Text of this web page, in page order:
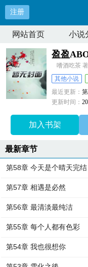
注册
网站首页 小说
盈盈
嗜酒吃茶 著
其他小说
最近更新：
更新时间：
加入书架
最新章节
第58章 今天是个晴天完结
第57章 相遇是必然
第56章 最清淡最纯洁
第55章 每个人都有色彩
第54章 我也很想你